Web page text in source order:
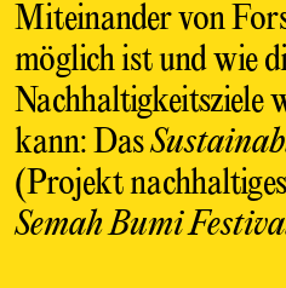
Miteinander von
möglich ist und wie
Nachhaltigkeitsziele
kann: Das
(Projekt
Semah Bumi